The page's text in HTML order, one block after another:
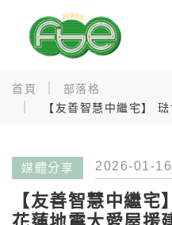
首頁
部落格
【友善智慧中繼宅​​】
媒體分享 2026-01-16
【友善智慧中繼